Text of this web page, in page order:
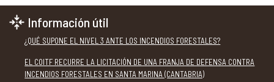
Información útil
¿QUÉ SUPONE EL NIVEL 3 ANTE LOS INCENDIOS FORESTALES?
EL COITF RECURRE LA LICITACIÓN DE UNA FRANJA DE DEFENSA CONTRA
INCENDIOS FORESTALES EN SANTA MARINA (CANTABRIA)